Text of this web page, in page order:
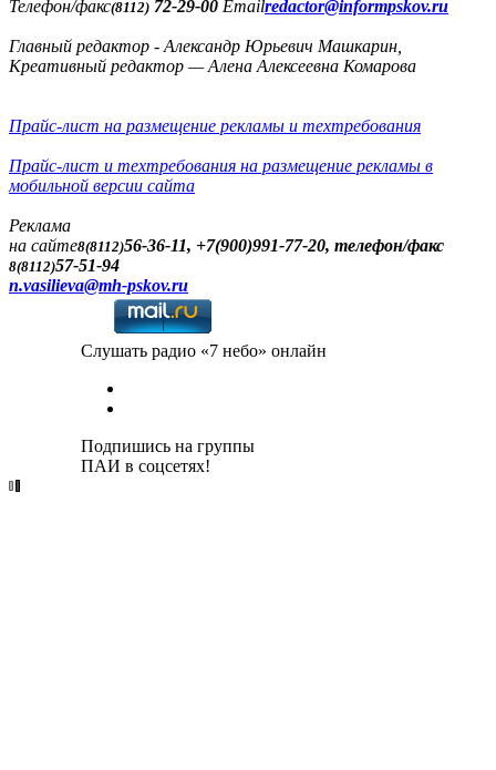
Телефон/факс(8112) 72-29-00 Emailredactor@informpskov.ru
Главный редактор - Александр Юрьевич Машкарин,
Креативный редактор — Алена Алексеевна Комарова
Прайс-лист на размещение рекламы и техтребования
Прайс-лист и техтребования на размещение рекламы в
мобильной версии сайта
Реклама
на сайте8(8112)56-36-11, +7(900)991-77-20, телефон/факс
8(8112)57-51-94
n.vasilieva@mh-pskov.ru
Слушать радио «7 небо» онлайн
Подпишись на группы
ПАИ в соцсетях!